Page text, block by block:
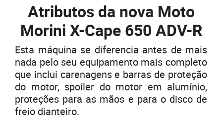
Atributos da nova Moto
Morini X-Cape 650 ADV-R
Esta máquina se diferencia antes de mais
nada pelo seu equipamento mais completo
que inclui carenagens e barras de proteção
do motor, spoiler do motor em alumínio,
proteções para as mãos e para o disco de
freio dianteiro.